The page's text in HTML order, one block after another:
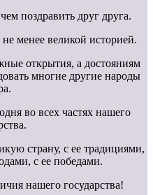
поздравить друг друга.
менее великой историей.
открытия, а достояниям
многие другие народы
во всех частях нашего
страну, с ее традициями,
с ее победами.
нашего государства!